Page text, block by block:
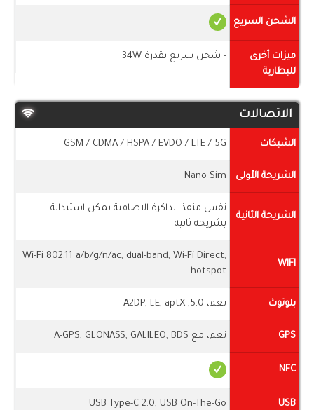
الشحن السريع
ميزات أخرى
للبطارية
- شحن سريع بقدرة 34W
الاتصالات
الشبكات GSM / CDMA / HSPA / EVDO / LTE / 5G
الشريحة الأولى Nano Sim
الشريحة الثانية
نفس منفذ الذاكرة الاضافية يمكن استبدالة
بشريحة ثانية
WIFI
Wi-Fi 802.11 a/b/g/n/ac, dual-band, Wi-Fi Direct,
hotspot
بلوتوث نعم، 5.0, A2DP, LE, aptX
GPS نعم، مع A-GPS, GLONASS, GALILEO, BDS
NFC
USB
USB Type-C 2.0, USB On-The-Go